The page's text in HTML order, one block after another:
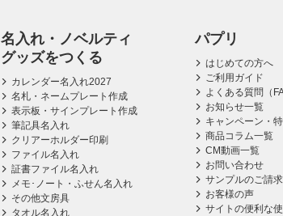
名入れ・ノベルティ
グッズをつくる
カレンダー名入れ2027
名札・ネームプレート作成
表示板・サインプレート作成
筆記具名入れ
クリアーホルダー印刷
ファイル名入れ
証書ファイル名入れ
メモ･ノート・ふせん名入れ
その他文房具
タオル名入れ
パプリ
はじめての方へ
ご利用ガイド
よくある質問（
お知らせ一覧
キャンペーン・
商品コラム一覧
CM動画一覧
お問い合わせ
サンプルのご請求
お客様の声
サイトの便利な